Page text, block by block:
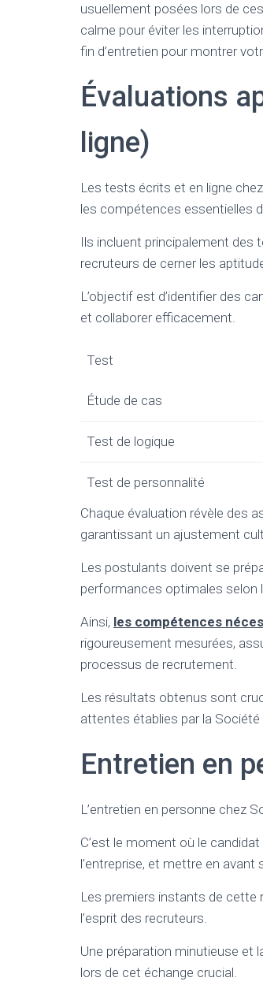
usuellement posées lors de
calme pour éviter les
fin d’entretien pour montrer
Évaluations
ligne)
Les tests écrits et en ligne
les compétences essentielles
Ils incluent principalement des
recruteurs de cerner les
L’objectif est d’identifier des
et collaborer efficacement.
Test
Étude de cas
Test de logique
Test de personnalité
Chaque évaluation révèle des
garantissant un ajustement
Les postulants doivent se
performances optimales selon
Ainsi, les compétences
rigoureusement mesurées,
processus de recrutement.
Les résultats obtenus sont
attentes établies par la Société
Entretien en
L’entretien en personne chez
C’est le moment où le
l’entreprise, et mettre en
Les premiers instants de
l’esprit des recruteurs.
Une préparation minutieuse et
lors de cet échange crucial.